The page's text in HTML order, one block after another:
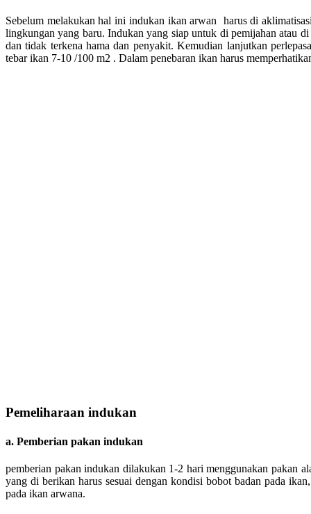
Sebelum melakukan hal ini indukan ikan arwan harus di
lingkungan yang baru. Indukan yang siap untuk di pemijahan atau
dan tidak terkena hama dan penyakit. Kemudian lanjutkan
tebar ikan 7-10 /100 m2 . Dalam penebaran ikan harus
Pemeliharaan indukan
a. Pemberian pakan indukan
pemberian pakan indukan dilakukan 1-2 hari menggunakan pakan
yang di berikan harus sesuai dengan kondisi bobot badan pada
pada ikan arwana.